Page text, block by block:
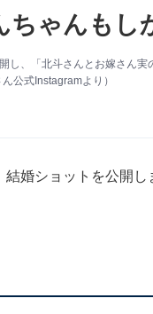
ゃんもし
し、「北斗さんとお嫁さん実
公式Instagramより）
婚ショットを公開し